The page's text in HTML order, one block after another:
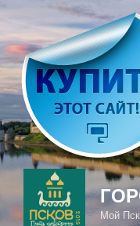
Перейти
содержимому
Мой